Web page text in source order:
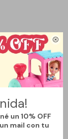

un 10% OFF
mail con tu